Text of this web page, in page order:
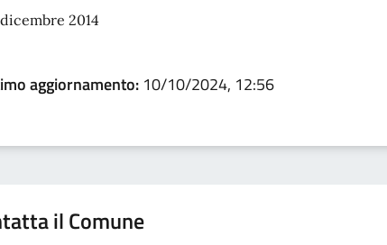
2014
aggiornamento: 10/10/2024, 12:56
il Comune